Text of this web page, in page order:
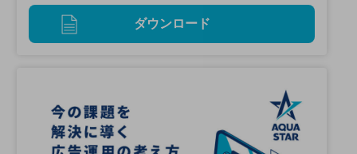
ダウンロード